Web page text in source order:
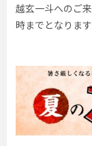
越玄一斗へのご
時までとなります